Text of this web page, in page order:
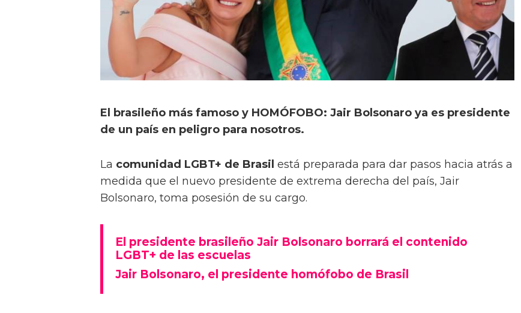
El brasileño más famoso y HOMÓFOBO: Jair Bolsonaro ya es presidente
de un país en peligro para nosotros.
La comunidad LGBT+ de Brasil está preparada para dar pasos hacia atrás a
medida que el nuevo presidente de extrema derecha del país, Jair
Bolsonaro, toma posesión de su cargo.
El presidente brasileño Jair Bolsonaro borrará el contenido
LGBT+ de las escuelas
Jair Bolsonaro, el presidente homófobo de Brasil